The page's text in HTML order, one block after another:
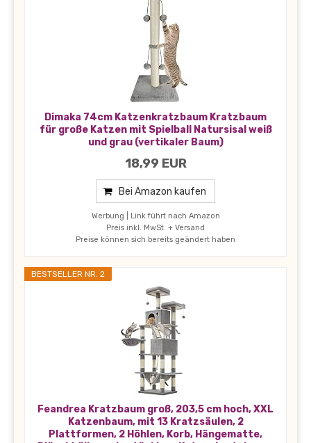
Dimaka 74cm Katzenkratzbaum Kratzbaum
für große Katzen mit Spielball Natursisal weiß
und grau (vertikaler Baum)
18,99 EUR
Bei Amazon kaufen
Werbung | Link führt nach Amazon
Preis inkl. MwSt. + Versand
Preise können sich bereits geändert haben
BESTSELLER NR. 2
Feandrea Kratzbaum groß, 203,5 cm hoch, XXL
Katzenbaum, mit 13 Kratzsäulen, 2
Plattformen, 2 Höhlen, Korb, Hängematte,